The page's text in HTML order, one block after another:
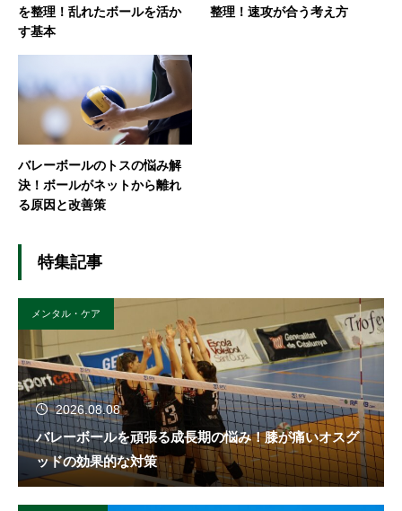
を整理！乱れたボールを活か
す基本
整理！速攻が合う考え方
バレーボールのトスの悩み解
決！ボールがネットから離れ
る原因と改善策
特集記事
メンタル・ケア
2026.08.08
バレーボールを頑張る成長期の悩み！膝が痛いオスグ
ッドの効果的な対策